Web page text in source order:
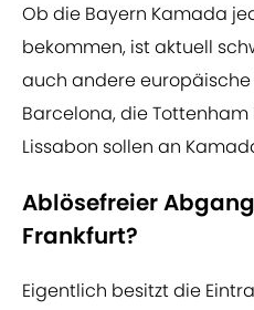
Ob die Bayern Kamada
bekommen, ist aktuell
auch andere europäische
Barcelona, die
Lissabon sollen an
Ablösefreier
Frankfurt?
Eigentlich besitzt die